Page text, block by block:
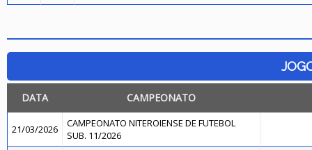
DATA CAMPEONATO
21/03/2026
CAMPEONATO NITEROIENSE DE FUTEBOL
SUB. 11/2026